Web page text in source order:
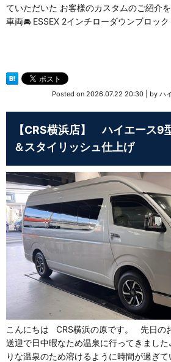
ていただいた お客様のカスタムのご紹介
車両🚘 ESSEX 2インチローダウンブロッ
Posted on 2026.07.22 20:30 by ハ
【CRS横浜店】 ハイエース
＆スタイリッシュ仕上げ
こんにちは CRS横浜の原です。 先日の
送迎で日中暇なため温泉に行ってきまし
りな温泉のため溶けるように時間が過ぎ